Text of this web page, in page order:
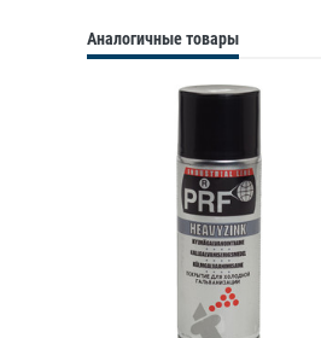
Аналогичные товары